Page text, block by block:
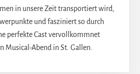
in unsere Zeit transportiert wird,
und fasziniert so durch
perfekte Cast vervollkommnet
Musical-Abend in St. Gallen.